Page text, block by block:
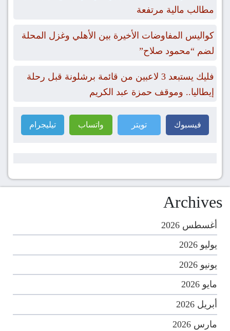
مطالب مالية مرتفعة
كواليس المفاوضات الأخيرة بين الأهلي وغزل المحلة
لضم “محمود صلاح”
فليك يستبعد 3 لاعبين من قائمة برشلونة قبل رحلة
إيطاليا.. وموقف حمزة عبد الكريم
فيسبوك تويتر واتساب تيليجرام
Archives
أغسطس 2026
يوليو 2026
يونيو 2026
مايو 2026
أبريل 2026
مارس 2026